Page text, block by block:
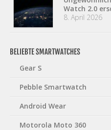
Watch 2.0
8. April 2026
BELIEBTE SMARTWATCHES
Gear S
Pebble Smartwatch
Android Wear
Motorola Moto 360